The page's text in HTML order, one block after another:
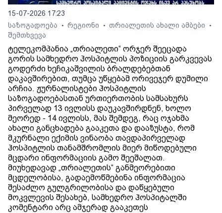
15-07-2026 17:23
საზოგადოება
• რეგიონი • თრიალეთის ახალი ამბები •
შემთხვევა
ტელეკომპანია „თრიალეთი“ ორჯერ შეეცადა
გორის სამხედრო ჰოსპიტლის პოზიციის გარკვევას
გოდერძი ხეჩიკაშვილის ბრალდებებთან
დაკავშირებით, თუმცა უწყებამ ორივეჯერ დუმილი
არჩია. ჟურნალისტები ჰოსპიტლის
საზოგადოებასთან ურთიერთობის სამსახურს
პირველად 13 ივლისს დაუკავშირდნენ, ხოლო
მეორედ - 14 ივლისს, მას შემდეგ, რაც ოჯახმა
ახალი განცხადება გააკეთა და დააზუსტა, რომ
მკურნალი ექიმის ვინაობა თავდაპირველად
ჰოსპიტლის თანამშრომლის მიერ მიწოდებული
მცდარი ინფორმაციის გამო შეეშალათ.
მიუხედავად „თრიალეთის“ განმეორებითი
მცდელობისა, გადაემოწმებინა ინფორმაცია
შესაძლო გულგრილობისა და დაწყებული
მოკვლევის შესახებ, სამხედრო ჰოსპიტალში
კომენტარი არც ამჯერად გააკეთეს